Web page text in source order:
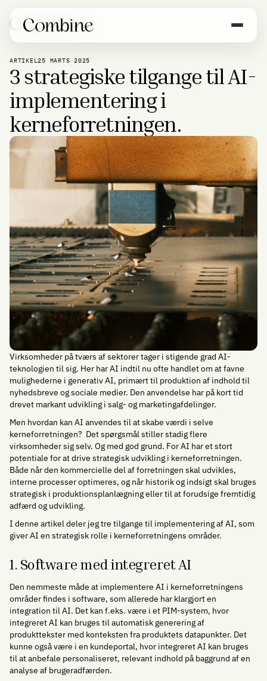
ARTIKEL25 MARTS 2025
3 strategiske tilgange til AI-
implementering i
kerneforretningen.
Virksomheder på tværs af sektorer tager i stigende grad AI-
teknologien til sig. Her har AI indtil nu ofte handlet om at favne
mulighederne i generativ AI, primært til produktion af indhold til
nyhedsbreve og sociale medier. Den anvendelse har på kort tid
drevet markant udvikling i salg- og marketingafdelinger.
Men hvordan kan AI anvendes til at skabe værdi i selve
kerneforretningen? Det spørgsmål stiller stadig flere
virksomheder sig selv. Og med god grund. For AI har et stort
potentiale for at drive strategisk udvikling i kerneforretningen.
Både når den kommercielle del af forretningen skal udvikles,
interne processer optimeres, og når historik og indsigt skal bruges
strategisk i produktionsplanlægning eller til at forudsige fremtidig
adfærd og udvikling.
I denne artikel deler jeg tre tilgange til implementering af AI, som
giver AI en strategisk rolle i kerneforretningens områder.
1. Software med integreret AI
Den nemmeste måde at implementere AI i kerneforretningens
områder findes i software, som allerede har klargjort en
integration til AI. Det kan f.eks. være i et PIM-system, hvor
integreret AI kan bruges til automatisk generering af
produkttekster med konteksten fra produktets datapunkter. Det
kunne også være i en kundeportal, hvor integreret AI kan bruges
til at anbefale personaliseret, relevant indhold på baggrund af en
analyse af brugeradfærden.